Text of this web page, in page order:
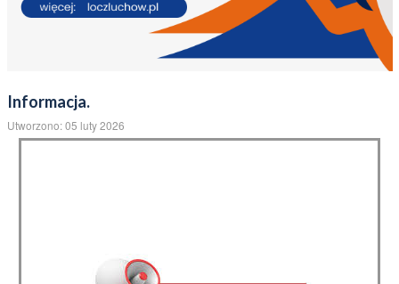
Utworzono: 05 luty 2026